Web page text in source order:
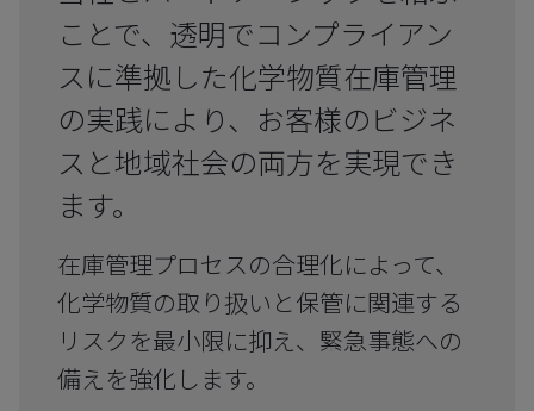
ことで、透明でコンプライアン
スに準拠した化学物質在庫管理
の実践により、お客様のビジネ
スと地域社会の両方を実現でき
ます。
在庫管理プロセスの合理化によって、
化学物質の取り扱いと保管に関連する
リスクを最小限に抑え、緊急事態への
備えを強化します。